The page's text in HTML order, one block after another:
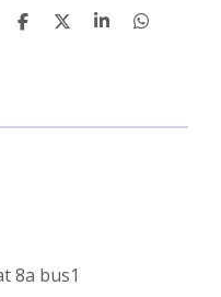
D
D
S
D
8a bus1